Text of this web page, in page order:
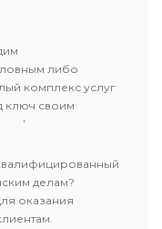
его успешного
либо
комплекс услуг
ключ своим
физических и
к каждому
делам?
оказания